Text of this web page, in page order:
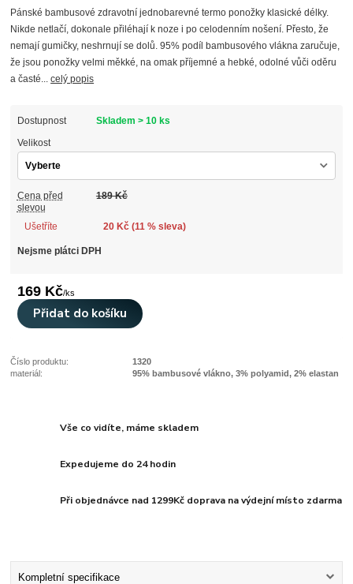
Pánské bambusové zdravotní jednobarevné termo ponožky klasické délky.
Nikde netlačí, dokonale přiléhají k noze i po celodenním nošení. Přesto, že
nemají gumičky, neshrnují se dolů. 95% podíl bambusového vlákna zaručuje,
že jsou ponožky velmi měkké, na omak příjemné a hebké, odolné vůči oděru
a časté...celý popis
Dostupnost Skladem > 10 ks
Velikost
Cena před
slevou
189 Kč
Ušetříte 20 Kč (11% sleva)
Nejsme plátci DPH
169 Kč/ks
Přidat do košíku
Číslo produktu:
1320
materiál:
95% bambusové vlákno, 3% polyamid, 2% elastan
Vše co vidíte, máme skladem
Expedujeme do 24 hodin
Při objednávce nad 1299Kč doprava na výdejní místo zdarma
Kompletní specifikace